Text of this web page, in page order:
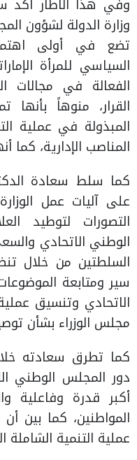
وفي هذا الاطار أكد
وزارة الدولة لشؤون
تضع في أولى
السياسي للمرأة
الفعالة في مجالات
القرار، منوهاً
المبذولة في عملية
المناصب الإدارية،
كما سلط سعادة
على آليات عمل
التصورات لتوطيد
الوطني الاتحادي
السلطتين من خلال
سير ومتابعة
الاتحادي وتنسيق
مجلس الوزراء بشأن
كما تطرق سعادته
دور المجلس الوطني
أكبر قدرة وفاعلية
المواطنين، كما بين
عملية التنمية